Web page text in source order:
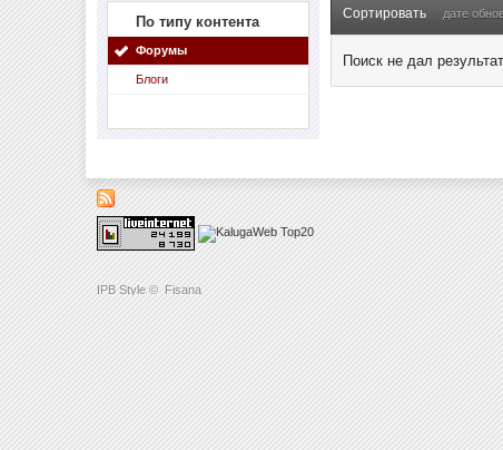
IPB Style © Fisana
По типу контента
Форумы
Блоги
Сортировать дате
Поиск не дал